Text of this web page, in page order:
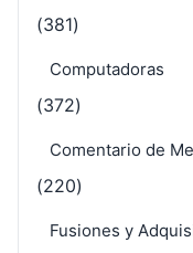
(381)
Computadoras
(372)
Comentario de
(220)
Fusiones y